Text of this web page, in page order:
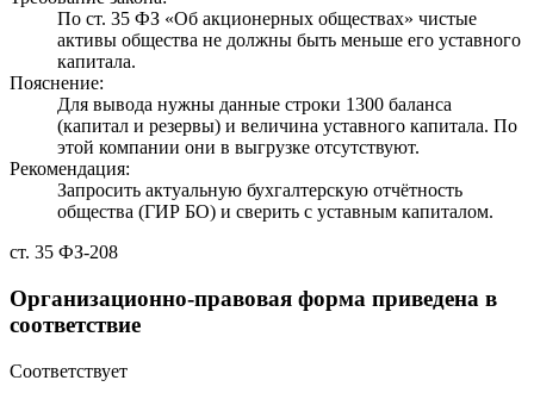
По ст. 35 ФЗ «Об акционерных обществах» чистые
активы общества не должны быть меньше его уставного
капитала.
Пояснение:
Для вывода нужны данные строки 1300 баланса
(капитал и резервы) и величина уставного капитала. По
этой компании они в выгрузке отсутствуют.
Рекомендация:
Запросить актуальную бухгалтерскую отчётность
общества (ГИР БО) и сверить с уставным капиталом.
ст. 35 ФЗ-208
Организационно-правовая форма приведена в
соответствие
Соответствует